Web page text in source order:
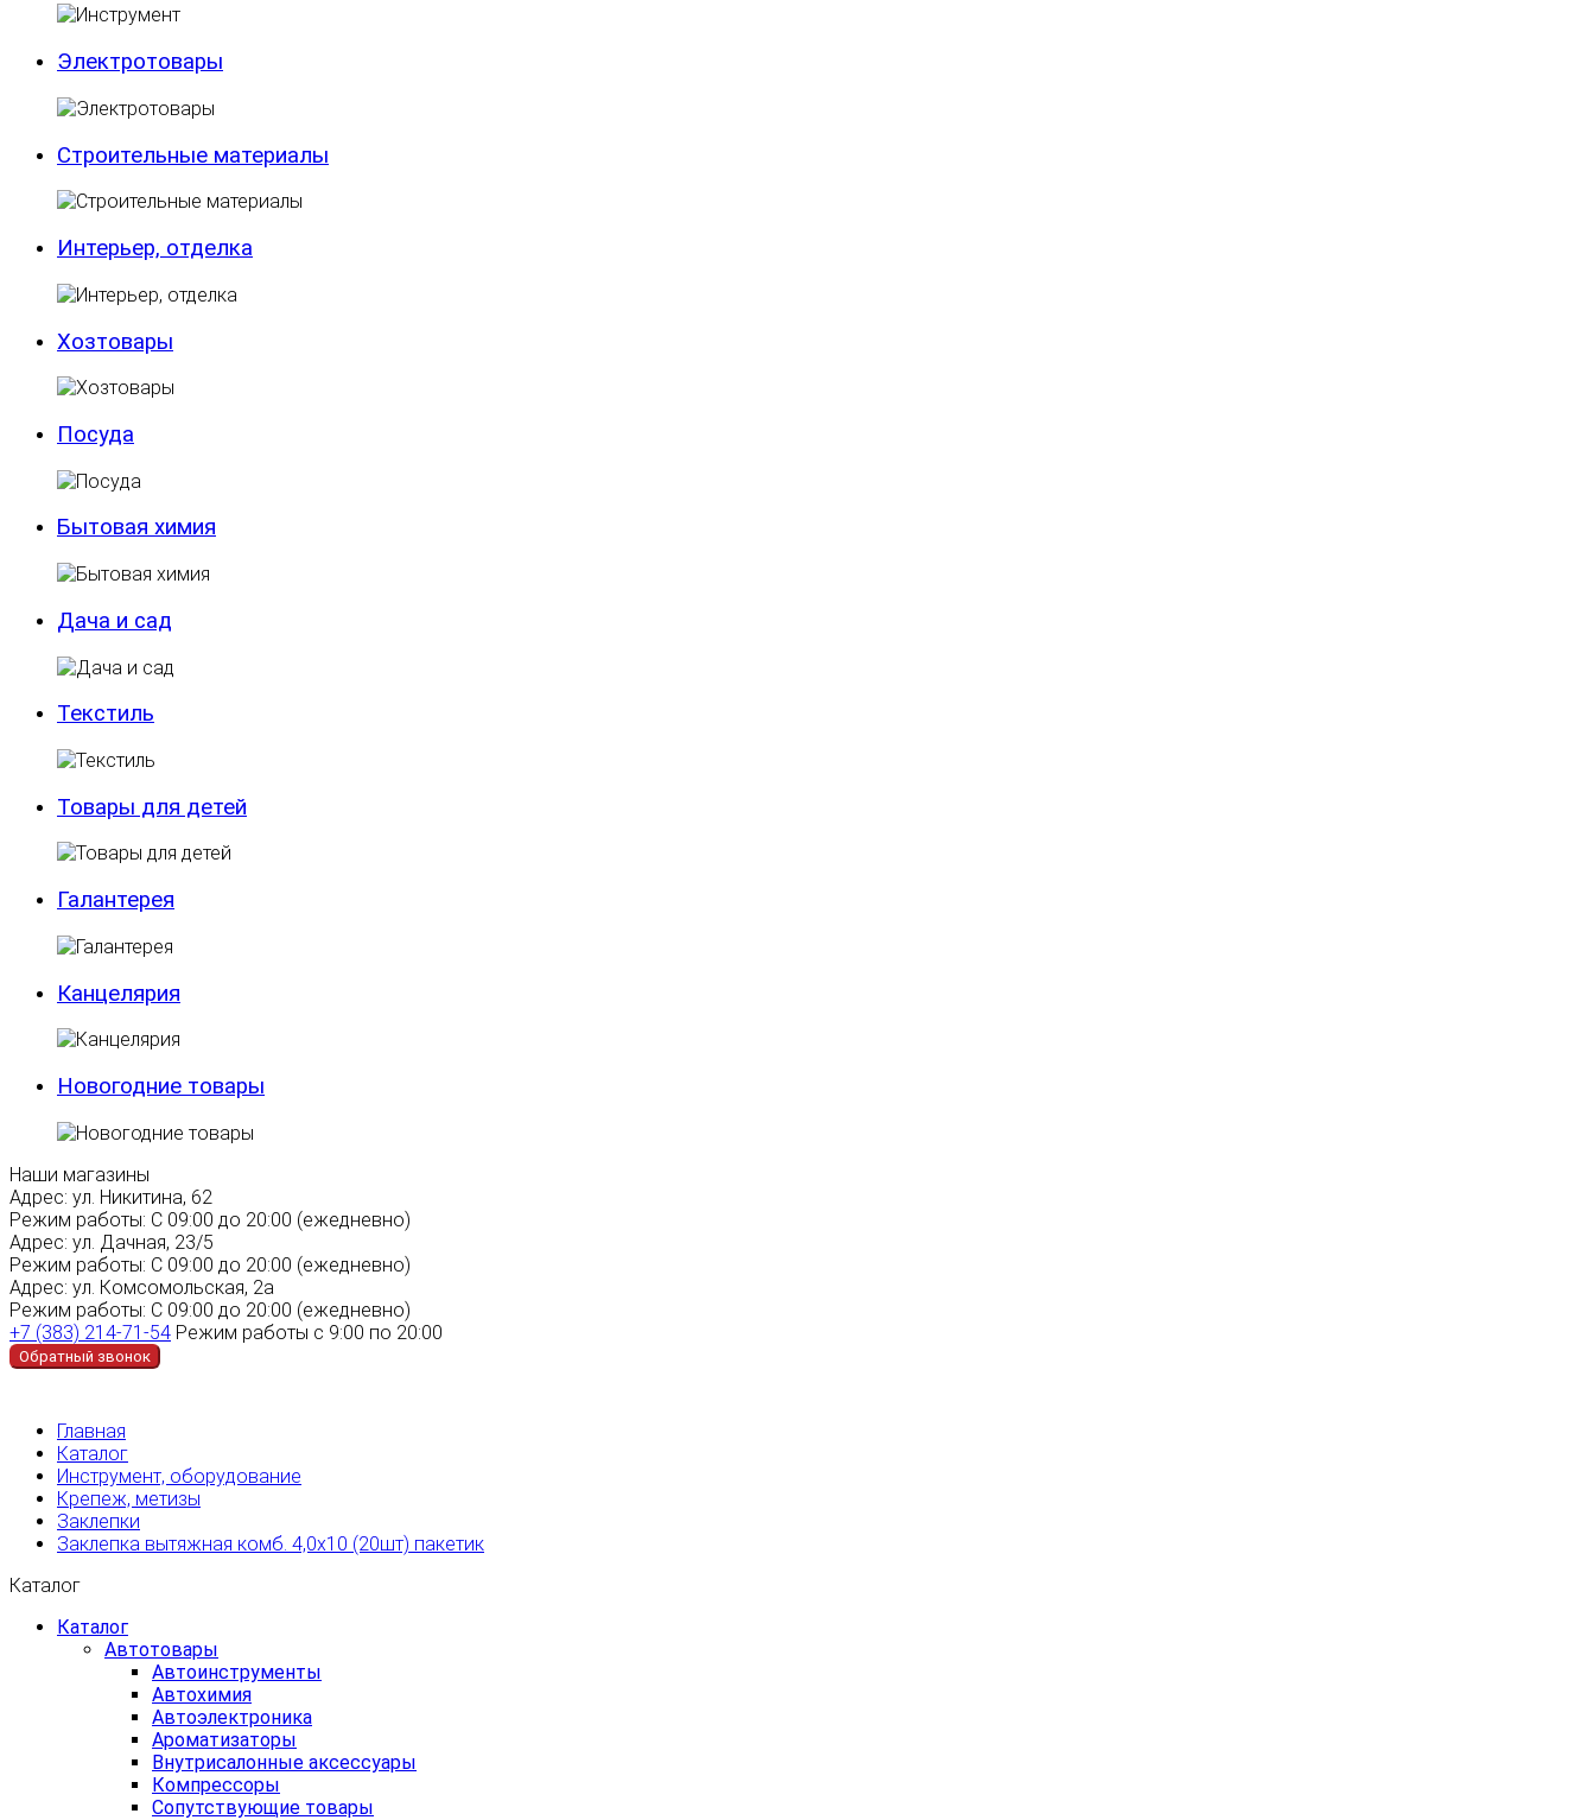
Электротовары
Строительные материалы
Интерьер, отделка
Хозтовары
Посуда
Бытовая химия
Дача и сад
Текстиль
Товары для детей
Галантерея
Канцелярия
Новогодние товары
Наши магазины
Адрес: ул. Никитина, 62
Режим работы: С 09:00 до 20:00 (ежедневно)
Адрес: ул. Дачная, 23/5
Режим работы: С 09:00 до 20:00 (ежедневно)
Адрес: ул. Комсомольская, 2а
Режим работы: С 09:00 до 20:00 (ежедневно)
+7 (383) 214-71-54 Режим работы с 9:00 по 20:00
Обратный звонок
Главная
Каталог
Инструмент, оборудование
Крепеж, метизы
Заклепки
Заклепка вытяжная комб. 4,0х10 (20шт) пакетик
Каталог
Каталог
Автотовары
Автоинструменты
Автохимия
Автоэлектроника
Ароматизаторы
Внутрисалонные аксессуары
Компрессоры
Сопутствующие товары